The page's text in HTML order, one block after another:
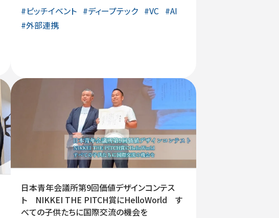
#ピッチイベント #ディープテック #VC #AI
#外部連携
日本青年会議所第9回価値デザインコンテス
ト NIKKEI THE PITCH賞にHelloWorld す
べての子供たちに国際交流の機会を